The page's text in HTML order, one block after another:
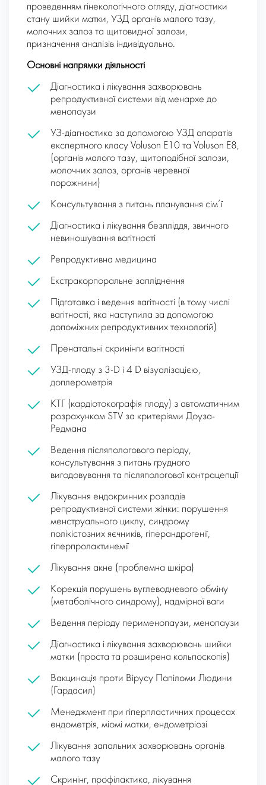
проведенням гінекологічного огляду, діагностики
стану шийки матки, УЗД органів малого тазу,
молочних залоз та щитовидної залози,
призначення аналізів індивідуально.
Основні напрямки діяльності
Діагностика і лікування захворювань
репродуктивної системи від менархе до
менопаузи
УЗ-діагностика за допомогою УЗД апаратів
експертного класу Voluson E10 та Voluson E8,
(органів малого тазу, щитоподібної залози,
молочних залоз, органів черевної
порожнини)
Консультування з питань планування сім’ї
Діагностика і лікування безпліддя, звичного
невиношування вагітності
Репродуктивна медицина
Екстракорпоральне запліднення
Підготовка і ведення вагітності (в тому числі
вагітності, яка наступила за допомогою
допоміжних репродуктивних технологій)
Пренатальні скринінги вагітності
УЗД-плоду з 3-D і 4 D візуалізацією,
доплерометрія
КТГ (кардіотокографія плоду) з автоматичним
розрахунком STV за критеріями Доуза-
Редмана
Ведення післяпологового періоду,
консультування з питань грудного
вигодовування та післяпологової контрацепції
Лікування ендокринних розладів
репродуктивної системи жінки: порушення
менструального циклу, синдрому
полікістозних яєчників, гіперандрогенії,
гіперпролактинемії
Лікування акне (проблемна шкіра)
Корекція порушень вуглеводневого обміну
(метаболічного синдрому), надмірної ваги
Ведення періоду перименопаузи, менопаузи
Діагностика і лікування захворювань шийки
матки (проста та розширена кольпоскопія)
Вакцинація проти Вірусу Папіломи Людини
(Гардасил)
Менеджмент при гіперпластичних процесах
ендометрія, міомі матки, ендометріозі
Лікування запальних захворювань органів
малого тазу
Скринінг, профілактика, лікування